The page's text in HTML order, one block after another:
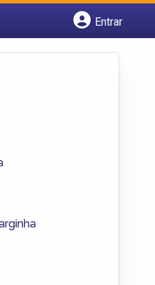
Entrar